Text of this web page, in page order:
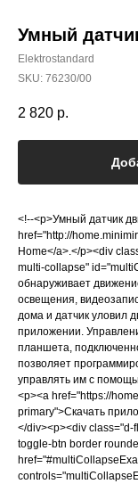
Умный
Elektrostandard
SKU: 76230/00
2 820 р.
<!--<p>Умный датчик
href="http://
Home</a>.</p><div
multi-collapse"
обнаруживает
освещения,
дома и датчик уловил
приложении.
планшета,
позволяет
управлять им с
<p><a href="https://
primary">Скачать
</div><p><div class="d-
toggle-btn border